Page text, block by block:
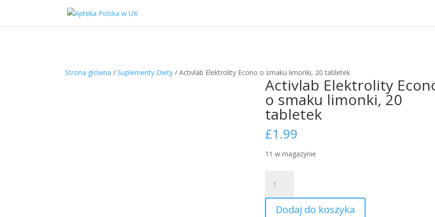
Strona główna /Suplementy Diety / Activlab Elektrolity Econo o smaku limonki, 20 tabletek
Activlab Elektrolity
o smaku limonki, 20
tabletek
£1.99
11 w magazynie
Activlab
Elektrolity
EconoDodaj do koszyka